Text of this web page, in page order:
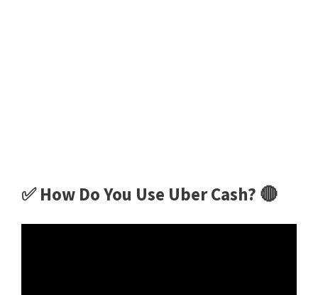
✅ How Do You Use Uber Cash? 🔴